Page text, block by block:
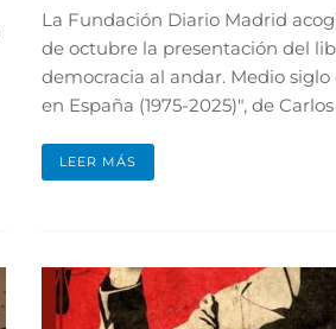
La Fundación Diario Madrid
de octubre la presentación del
democracia al andar. Medio
en España (1975-2025)", de
LEER MÁS